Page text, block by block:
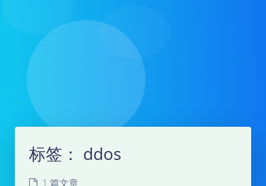
标签： ddos
1 篇文章